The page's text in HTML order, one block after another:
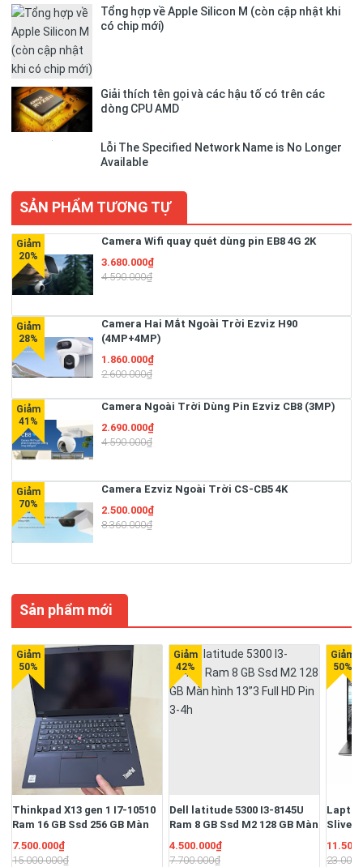
Tổng hợp về Apple Silicon M (còn cập nhật khi
có chip mới)
Giải thích tên gọi và các hậu tố có trên các
dòng CPU AMD
Lỗi The Specified Network Name is No Longer
Available
SẢN PHẨM TƯƠNG TỰ
Camera Wifi quay quét dùng pin EB8 4G 2K
3.680.000₫
4.590.000₫
Camera Hai Mắt Ngoài Trời Ezviz H90
(4MP+4MP)
1.860.000₫
2.600.000₫
Camera Ngoài Trời Dùng Pin Ezviz CB8 (3MP)
2.690.000₫
4.590.000₫
Camera Ezviz Ngoài Trời CS-CB5 4K
2.500.000₫
8.360.000₫
Sản phẩm mới
Thinkpad X13 gen 1 I7-10510
Ram 16 GB Ssd 256 GB Màn
13.3" Full HD Ngoại hình đẹp
Pin 3-4h
7.500.000₫
15.000.000₫
Dell latitude 5300 I3-8145U
Ram 8 GB Ssd M2 128 GB Màn
hình 13”3 Full HD Pin 3-4h
4.500.000₫
7.700.000₫
Laptop
Sliver/
16G/
13.3"